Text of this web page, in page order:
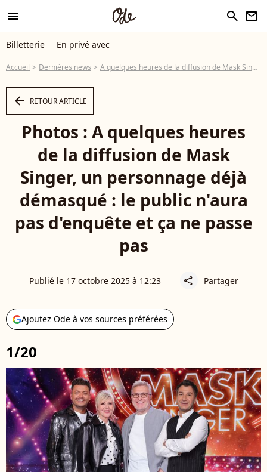
menu search newsletter
Billetterie En privé avec
Accueil Dernières news A quelques heures de la diffusion de Mask Singer, un personnage déjà démasqué : le public n'aura pas d'enquête et ça ne passe pas
arrow_left RETOUR ARTICLE
Photos : A quelques heures
de la diffusion de Mask
Singer, un personnage déjà
démasqué : le public n'aura
pas d'enquête et ça ne passe
pas
Publié le 17 octobre 2025 à 12:23 share Partager
Ajoutez Ode à vos sources préférées
1/20